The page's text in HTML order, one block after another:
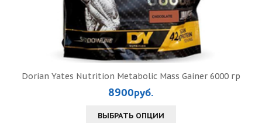
Dorian Yates Nutrition Metabolic Mass Gainer 6000 гр
8900руб.
ВЫБРАТЬ ОПЦИИ